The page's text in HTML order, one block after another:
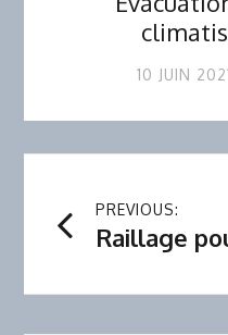
10 JUIN
Navigation
l’article
PREVIOUS:
Raillage